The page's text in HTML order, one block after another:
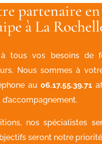
partenaire
à La
à tous vos besoins de
Nous sommes à
au06.17.55.39.71
nos spécialistes
seront notre